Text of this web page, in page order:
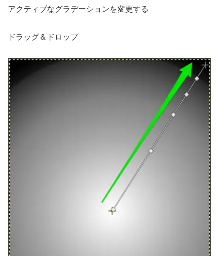
アクティブなグラデーションを変更する
ドラッグ＆ドロップ